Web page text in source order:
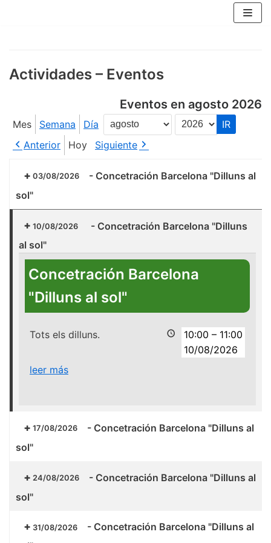
Actividades – Eventos
Eventos en agosto 2026
Mes Semana Día
Mes
Año
Anterior
Hoy Siguiente
03/08/2026 - Concetración Barcelona "Dilluns al
sol"
10/08/2026 - Concetración Barcelona "Dilluns
al sol"
Concetración Barcelona
"Dilluns al sol"
10:00 – 11:00
10/08/2026
Tots els dilluns.
leer más
17/08/2026 - Concetración Barcelona "Dilluns al
sol"
24/08/2026 - Concetración Barcelona "Dilluns al
sol"
31/08/2026 - Concetración Barcelona "Dilluns al